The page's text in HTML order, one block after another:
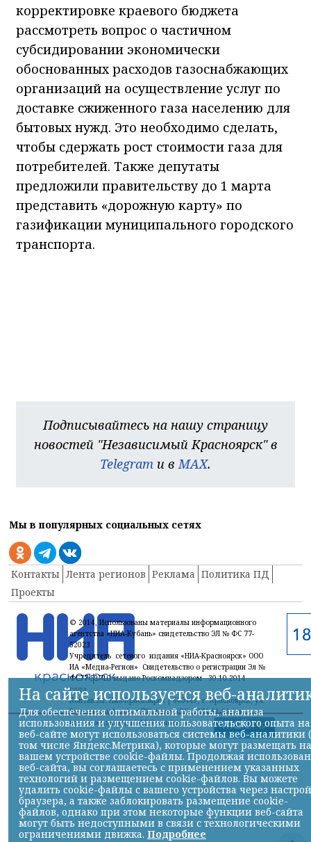
корректировке краевого бюджета
рассмотреть вопрос о частичном
субсидировании экономически
обоснованных расходов газоснабжающих
организаций на осуществление услуг по
доставке сжиженного газа населению для
бытовых нужд. Это необходимо сделать,
чтобы сдержать рост стоимости газа для
потребителей. Также депутаты
предложили правительству до 1 марта
представить «дорожную карту» по
газификации муниципального городского
транспорта.
Подписывайтесь на нашу страницу
новостей "Независимый Красноярск" в
Telegram и в MAX.
Мы в популярных социальных сетях
Контакты Лента регионов Реклама Политика ПД
Проекты
© 2014, Использованы материалы информационного
агентства «НИА-Кубань» свидетельство ЭЛ № ФС 77-
52023
Учредитель сетевого издания «НИА-Красноярск» ООО
ИА «Медиа-Регион» Свидетельство о регистрации Эл №
ФС77-59710 выдано Роскомнадзором 30.10.2014
года
Контакты: Ниа-Красноярск | 660449, г. Красноярск, ул.
Белинского, 1, офис 700 | тел. (391) 274-61-34,| эл.
почта редакции: nia12@yandex.ru
На сайте используется веб-
Для обеспечения оптимальной работы, анализа
использования и улучшения пользовательского опыта на
веб-сайте могут использоваться системы веб-аналитики
том числе Яндекс.Метрика), которые могут размещать на
вашем устройстве cookie-файлы. Продолжая
веб-сайта, вы соглашаетесь с применением указанных
технологий и размещением cookie-файлов. Вы можете
удалить cookie-файлы с вашего устройства через
браузера, а также заблокировать размещение cookie-
файлов, однако при этом некоторые функции веб-сайта
могут быть недоступными в связи с технологическими
ограничениями движка. Подробнее